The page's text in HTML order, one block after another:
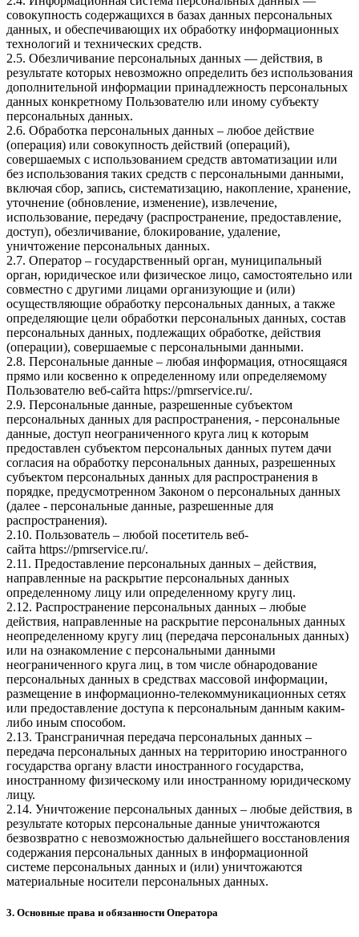
совокупность содержащихся в базах данных персональных
данных, и обеспечивающих их обработку информационных
технологий и технических средств.
2.5. Обезличивание персональных данных — действия, в
результате которых невозможно определить без использования
дополнительной информации принадлежность персональных
данных конкретному Пользователю или иному субъекту
персональных данных.
2.6. Обработка персональных данных – любое действие
(операция) или совокупность действий (операций),
совершаемых с использованием средств автоматизации или
без использования таких средств с персональными данными,
включая сбор, запись, систематизацию, накопление, хранение,
уточнение (обновление, изменение), извлечение,
использование, передачу (распространение, предоставление,
доступ), обезличивание, блокирование, удаление,
уничтожение персональных данных.
2.7. Оператор – государственный орган, муниципальный
орган, юридическое или физическое лицо, самостоятельно или
совместно с другими лицами организующие и (или)
осуществляющие обработку персональных данных, а также
определяющие цели обработки персональных данных, состав
персональных данных, подлежащих обработке, действия
(операции), совершаемые с персональными данными.
2.8. Персональные данные – любая информация, относящаяся
прямо или косвенно к определенному или определяемому
Пользователю веб-сайта https://pmrservice.ru/.
2.9. Персональные данные, разрешенные субъектом
персональных данных для распространения, - персональные
данные, доступ неограниченного круга лиц к которым
предоставлен субъектом персональных данных путем дачи
согласия на обработку персональных данных, разрешенных
субъектом персональных данных для распространения в
порядке, предусмотренном Законом о персональных данных
(далее - персональные данные, разрешенные для
распространения).
2.10. Пользователь – любой посетитель веб-
сайта https://pmrservice.ru/.
2.11. Предоставление персональных данных – действия,
направленные на раскрытие персональных данных
определенному лицу или определенному кругу лиц.
2.12. Распространение персональных данных – любые
действия, направленные на раскрытие персональных данных
неопределенному кругу лиц (передача персональных данных)
или на ознакомление с персональными данными
неограниченного круга лиц, в том числе обнародование
персональных данных в средствах массовой информации,
размещение в информационно-телекоммуникационных сетях
или предоставление доступа к персональным данным каким-
либо иным способом.
2.13. Трансграничная передача персональных данных –
передача персональных данных на территорию иностранного
государства органу власти иностранного государства,
иностранному физическому или иностранному юридическому
лицу.
2.14. Уничтожение персональных данных – любые действия, в
результате которых персональные данные уничтожаются
безвозвратно с невозможностью дальнейшего восстановления
содержания персональных данных в информационной
системе персональных данных и (или) уничтожаются
материальные носители персональных данных.
3. Основные права и обязанности Оператора